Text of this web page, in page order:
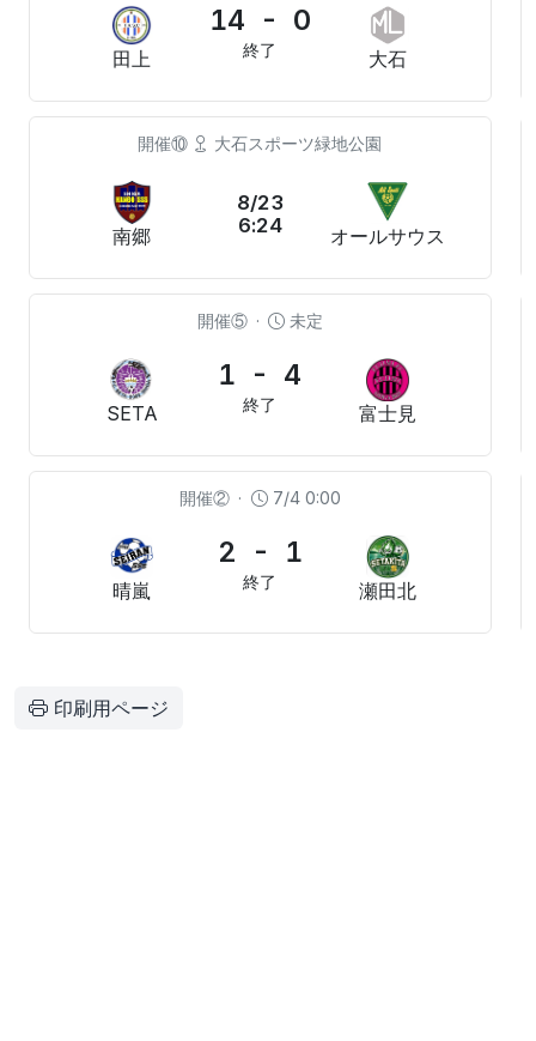
田上
14 - 0
終了 大石
開催⑩ 大石スポーツ緑地公園
南郷
8/23
6:24
オールサウス
開催⑤ · 未定
SETA
1 - 4
終了 富士見
開催② · 7/4 0:00
晴嵐
2 - 1
終了 瀬田北
印刷用ページ